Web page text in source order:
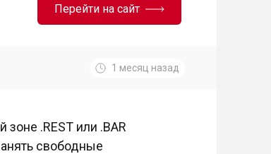
Перейти на сайт
1 месяц назад
.REST или .BAR
свободные